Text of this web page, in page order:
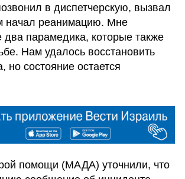
в диспетчерскую, вызвал
начал реанимацию. Мне
парамедика, которые также
Нам удалось восстановить
но состояние остается
помощи (МАДА) уточнили, что